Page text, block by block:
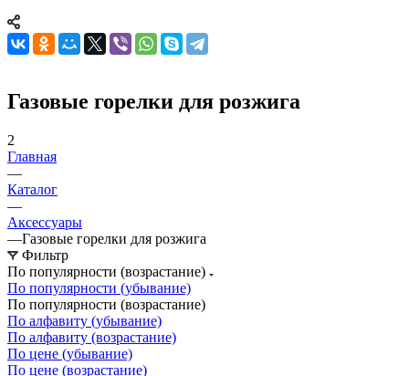
Газовые горелки для розжига
2
Главная
—
Каталог
—
Аксессуары
—Газовые горелки для розжига
Фильтр
По популярности (возрастание)
По популярности (убывание)
По популярности (возрастание)
По алфавиту (убывание)
По алфавиту (возрастание)
По цене (убывание)
По цене (возрастание)